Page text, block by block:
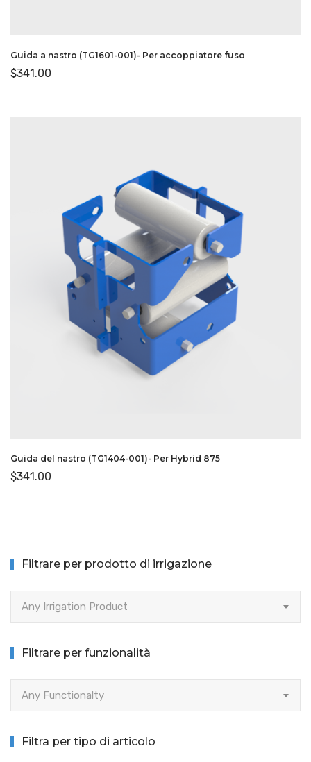
Guida a nastro (TG1601-001)- Per accoppiatore fuso
$341.00
Guida del nastro (TG1404-001)- Per Hybrid 875
$341.00
Filtrare per prodotto di irrigazione
Any Irrigation Product
Filtrare per funzionalità
Any Functionalty
Filtra per tipo di articolo